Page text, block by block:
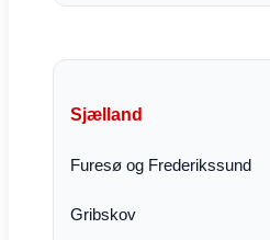
Sjælland
Furesø og Frederikssund
Gribskov